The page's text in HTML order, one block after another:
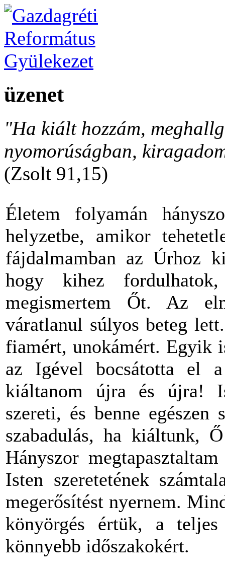
üzenet
"Ha kiált hozzám,
nyomorúságban,
(Zsolt 91,15)
Életem folyamán
helyzetbe, amikor
fájdalmamban az Úrhoz
hogy kihez
megismertem Őt. Az
váratlanul súlyos beteg
fiamért, unokámért. Egyik
az Igével bocsátotta el
kiáltanom újra és újra!
szereti, és benne
szabadulás, ha kiáltunk,
Hányszor
Isten szeretetének
megerősítést nyernem.
könyörgés értük, a
könnyebb időszakokért.